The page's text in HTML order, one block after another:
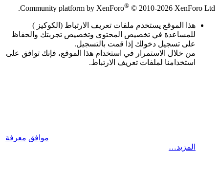
Community platform by XenForo® © 2010-2026 XenForo Ltd.
هذا الموقع يستخدم ملفات تعريف الارتباط (الكوكيز )
للمساعدة في تخصيص المحتوى وتخصيص تجربتك والحفاظ
على تسجيل دخولك إذا قمت بالتسجيل.
من خلال الاستمرار في استخدام هذا الموقع، فإنك توافق على
استخدامنا لملفات تعريف الارتباط.
موافق معرفة
المزيد…